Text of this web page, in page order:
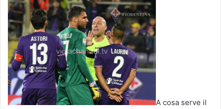
A cosa serve il